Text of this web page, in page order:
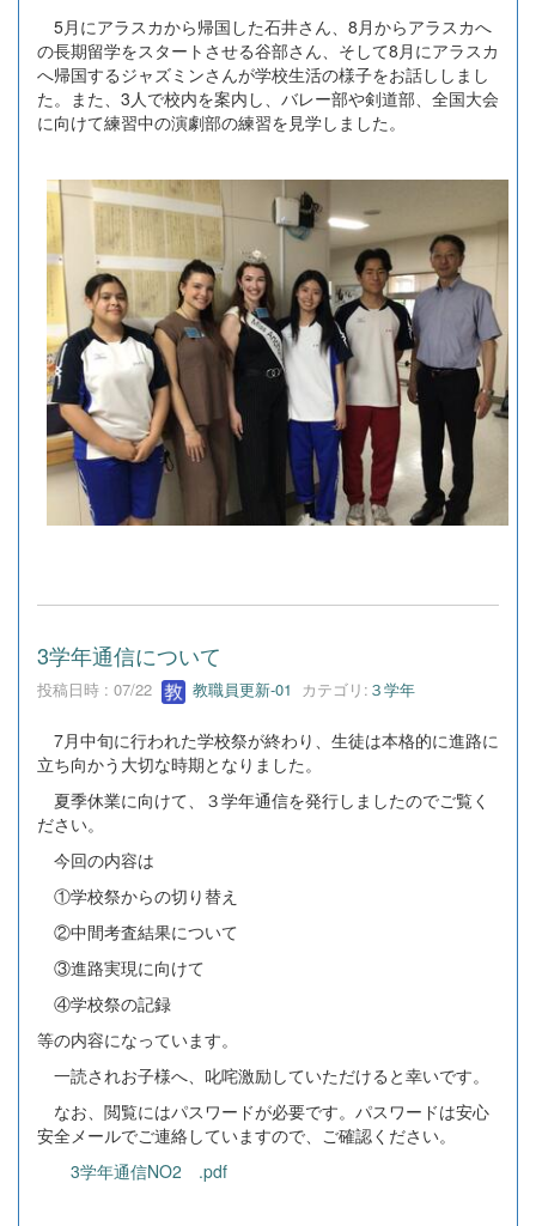
5月にアラスカから帰国した石井さん、8月からアラスカへ
の長期留学をスタートさせる谷部さん、そして8月にアラスカ
へ帰国するジャズミンさんが学校生活の様子をお話ししまし
た。また、3人で校内を案内し、バレー部や剣道部、全国大会
に向けて練習中の演劇部の練習を見学しました。
3学年通信について
投稿日時 : 07/22 教職員更新-01 カテゴリ: ３学年
7月中旬に行われた学校祭が終わり、生徒は本格的に進路に
立ち向かう大切な時期となりました。
夏季休業に向けて、３学年通信を発行しましたのでご覧く
ださい。
今回の内容は
①学校祭からの切り替え
②中間考査結果について
③進路実現に向けて
④学校祭の記録
等の内容になっています。
一読されお子様へ、叱咤激励していただけると幸いです。
なお、閲覧にはパスワードが必要です。パスワードは安心
安全メールでご連絡していますので、ご確認ください。
3学年通信NO2 .pdf